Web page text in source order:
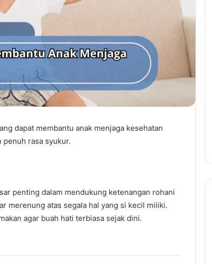
dapat membantu anak menjaga kesehatan
penuh rasa syukur.
penting dalam mendukung ketenangan rohani
merenung atas segala hal yang si kecil miliki.
agar buah hati terbiasa sejak dini.